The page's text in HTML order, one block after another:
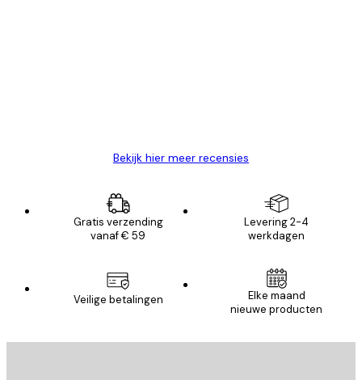
Bekijk hier meer recensies
Gratis verzending
vanaf € 59
Levering 2-4
werkdagen
Veilige betalingen
Elke maand
nieuwe producten